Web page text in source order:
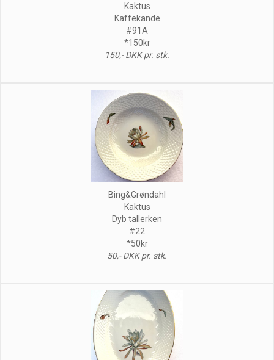
Kaktus
Kaffekande
#91A
*150kr
150,- DKK pr. stk.
Bing&Grøndahl
Kaktus
Dyb tallerken
#22
*50kr
50,- DKK pr. stk.